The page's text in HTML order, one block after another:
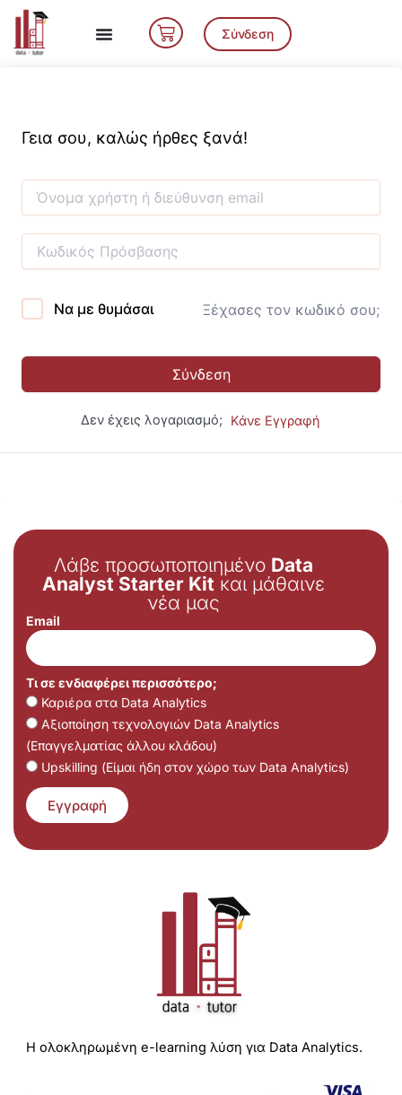
Μετάβαση
περιεχόμενο
Cart Σύνδεση
Γεια σου, καλώς ήρθες ξανά!
Να με θυμάσαι Ξέχασες τον κωδικό σου;
Σύνδεση
Δεν έχεις λογαριασμό; Κάνε Εγγραφή
Λάβε προσωποποιημένο Data
Analyst Starter Kit και μάθαινε
νέα μας
Email
Τι σε ενδιαφέρει περισσότερο;
Καριέρα στα Data Analytics
Αξιοποίηση τεχνολογιών Data Analytics
(Επαγγελματίας άλλου κλάδου)
Upskilling (Είμαι ήδη στον χώρο των Data Analytics)
Εγγραφή
Η ολοκληρωμένη e-learning λύση για Data Analytics.